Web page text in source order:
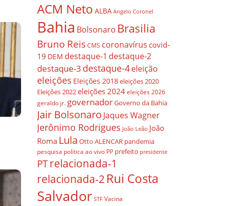
ACM Neto ALBA Angelo Coronel
Bahia Bolsonaro Brasilia
Bruno ReisCMS coronavírus covid-
19 DEM destaque-1 destaque-2
destaque-3 destaque-4eleição
eleições Eleições 2018eleições 2020
Eleições 2022eleições 2024 eleições 2026
geraldo jr. governadorGoverno da Bahia
Jair Bolsonaro Jaques Wagner
Jerônimo Rodrigues João Leão João
Roma Lula Otto ALENCAR pandemia
pesquisa política ao vivo PP prefeito presidente
PTrelacionada-1
relacionada-2 Rui Costa
Salvador STF Vacina